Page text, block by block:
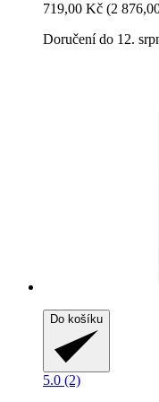
719,00 Kč (2
Doručení do 12.
Do košíku
5.0 (2)